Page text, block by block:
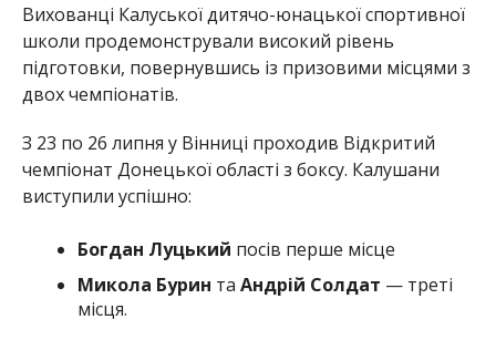
Вихованці Калуської дитячо-юнацької спортивної
школи продемонстрували високий рівень
підготовки, повернувшись із призовими місцями з
двох чемпіонатів.
З 23 по 26 липня у Вінниці проходив Відкритий
чемпіонат Донецької області з боксу. Калушани
виступили успішно:
Богдан Луцький посів перше місце
Микола Бурин та Андрій Солдат — треті
місця.